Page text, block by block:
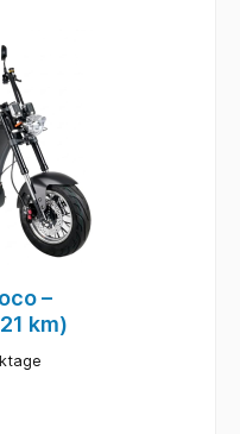
–
km)